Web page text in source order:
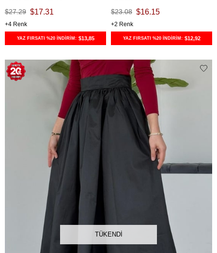
$17.31
$27.29
4
YAZ FIRSATI %20 İNDİRİM: $13,85
$16.15
$23.08
2
YAZ FIRSATI %20 İNDİRİM: $12,92
TÜKENDI